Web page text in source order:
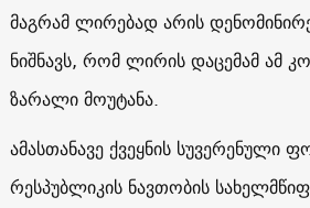
მაგრამ ლირებად არის
ნიშნავს, რომ ლირის დაცემამ ამ
ზარალი მოუტანა.
ამასთანავე ქვეყნის სუვერენული
რესპუბლიკის ნავთობის